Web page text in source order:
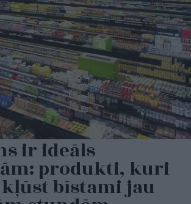
ir ideāls
produkti, kuri
bīstami jau